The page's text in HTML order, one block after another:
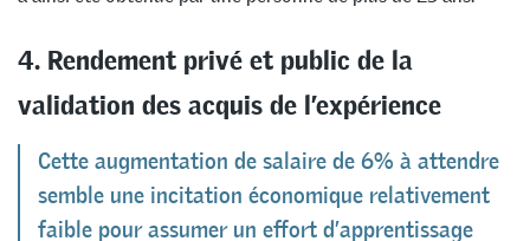
4. Rendement privé et public de la
validation des acquis de l’expérience
Cette augmentation de salaire de 6% à attendre
semble une incitation économique relativement
faible pour assumer un effort d’apprentissage